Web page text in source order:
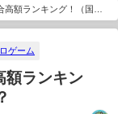
額ランキング！（国内
ゲーム
額ランキン